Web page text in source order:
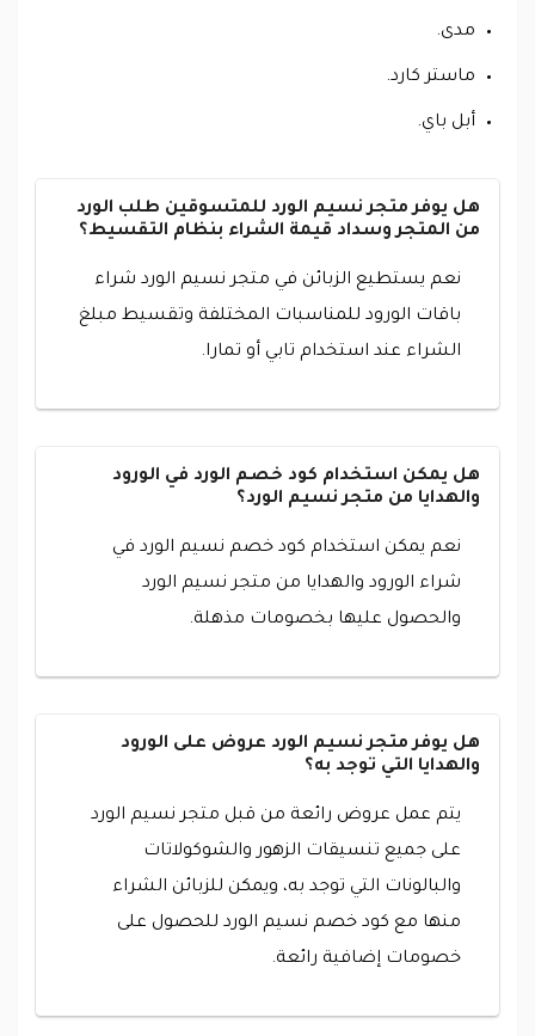
مدى.
ماستر كارد.
أبل باي.
هل يوفر متجر نسيم الورد للمتسوقين طلب الورد
من المتجر وسداد قيمة الشراء بنظام التقسيط؟
نعم يستطيع الزبائن في متجر نسيم الورد شراء
باقات الورود للمناسبات المختلفة وتقسيط مبلغ
الشراء عند استخدام تابي أو تمارا.
هل يمكن استخدام كود خصم الورد في الورود
والهدايا من متجر نسيم الورد؟
نعم يمكن استخدام كود خصم نسيم الورد في
شراء الورود والهدايا من متجر نسيم الورد
والحصول عليها بخصومات مذهلة.
هل يوفر متجر نسيم الورد عروض على الورود
والهدايا التي توجد به؟
يتم عمل عروض رائعة من قبل متجر نسيم الورد
على جميع تنسيقات الزهور والشوكولاتات
والبالونات التي توجد به، ويمكن للزبائن الشراء
منها مع كود خصم نسيم الورد للحصول على
خصومات إضافية رائعة.